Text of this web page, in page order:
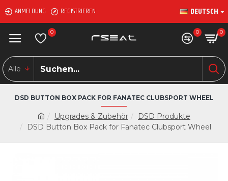
ANMELDUNG REGISTRIEREN DEUTSCH
0 0 0
Alle
Upgrades & Zubehör
DSD Produkte
DSD Button Box Pack for Fanatec Clubsport Wheel
DSD BUTTON BOX PACK FOR FANATEC CLUBSPORT WHEEL